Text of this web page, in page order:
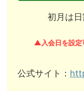
初月は
▲入会日を設定
公式サイト：